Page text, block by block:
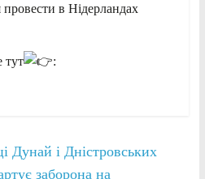
провести в Нідерландах
тут
:
Дунай і Дністровських
заборона на